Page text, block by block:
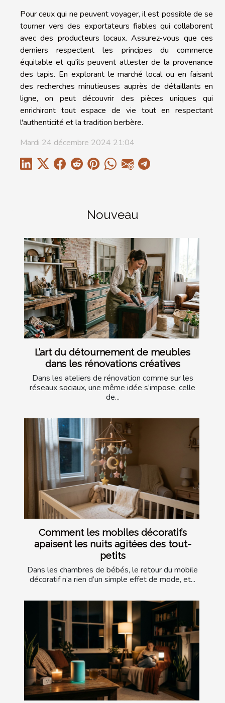
Nouveau
L’art du détournement de meubles
dans les rénovations créatives
Dans les ateliers de rénovation comme sur les
réseaux sociaux, une même idée s’impose, celle
de...
Comment les mobiles décoratifs
apaisent les nuits agitées des tout-
petits
Dans les chambres de bébés, le retour du mobile
décoratif n’a rien d’un simple effet de mode, et...
Pour ceux qui ne peuvent voyager, il est possible de se
tourner vers des exportateurs fiables qui collaborent
avec des producteurs locaux. Assurez-vous que ces
derniers respectent les principes du commerce
équitable et qu'ils peuvent attester de la provenance
des tapis. En explorant le marché local ou en faisant
des recherches minutieuses auprès de détaillants en
ligne, on peut découvrir des pièces uniques qui
enrichiront tout espace de vie tout en respectant
l'authenticité et la tradition berbère.
Mardi 24 décembre 2024 21:04